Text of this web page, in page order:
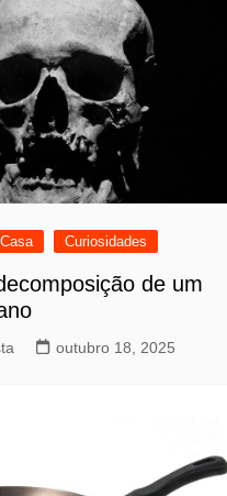
Casa Curiosidades
de um
outubro 18, 2025